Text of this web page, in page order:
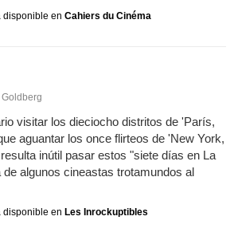
disponible en Cahiers du Cinéma
visitar los dieciocho distritos de 'París,
aguantar los once flirteos de 'New York,
inútil pasar estos "siete días en La
algunos cineastas trotamundos al
disponible en Les Inrockuptibles